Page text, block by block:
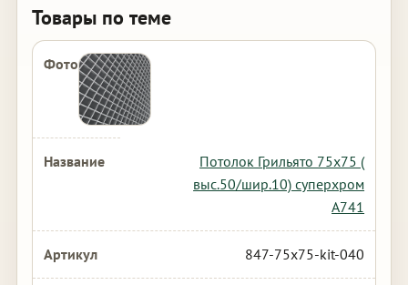
Товары по теме
Потолок Грильято 75х75 (
выс.50/шир.10) суперхром
А741
847-75x75-kit-040